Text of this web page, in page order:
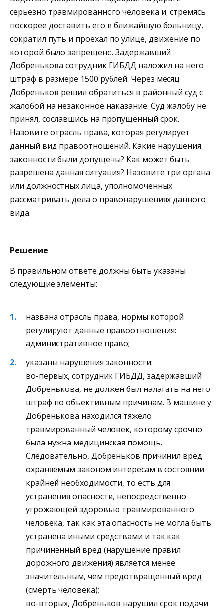
серьёзно травмированного человека и, стремясь
поскорее доставить его в ближайшую больницу,
сократил путь и проехал по улице, движение по
которой было запрещено. Задержавший
Добренькова сотрудник ГИБДД наложил на него
штраф в размере 1500 рублей. Через месяц
Добреньков решил обратиться в районный суд с
жалобой на незаконное наказание. Суд жалобу не
принял, сославшись на пропущенный срок.
Назовите отрасль права, которая регулирует
данный вид правоотношений. Какие нарушения
законности были допущены? Как может быть
разрешена данная ситуация? Назовите три органа
или должностных лица, уполномоченных
рассматривать дела о правонарушениях данного
вида.
Решение
В правильном ответе должны быть указаны
следующие элементы:
названа отрасль права, нормы которой
регулируют данные правоотношения:
административное право;
указаны нарушения законности:
во-первых, сотрудник ГИБДД, задержавший
Добренькова, не должен был налагать на него
штраф по объективным причинам. В машине у
Добренькова находился тяжело
травмированный человек, которому срочно
была нужна медицинская помощь.
Следовательно, Добреньков причинил вред
охраняемым законом интересам в состоянии
крайней необходимости, то есть для
устранения опасности, непосредственно
угрожающей здоровью травмированного
человека, так как эта опасность не могла быть
устранена иными средствами и так как
причиненный вред (нарушение правил
дорожного движения) является менее
значительным, чем предотвращенный вред
(смерть человека);
во-вторых, Добреньков нарушил срок подачи